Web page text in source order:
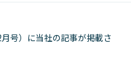
号）に当社の記事が掲載さ